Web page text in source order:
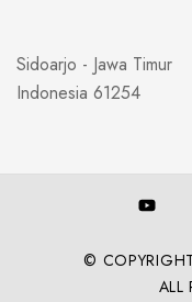
Sidoarjo - Jawa Timur
Indonesia 61254
©
ALL